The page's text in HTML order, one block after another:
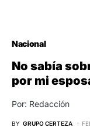
Nacional
No sabía
por mi
Por: Redacción
BY GRUPO CERTEZA